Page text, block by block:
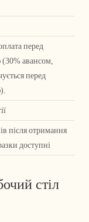
перед
авансом,
перед
після отримання
доступні
стіл